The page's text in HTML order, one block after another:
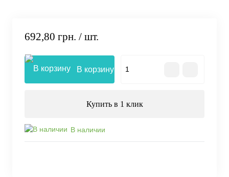
692,80 грн. / шт.
В корзину
Купить в 1 клик
В наличии